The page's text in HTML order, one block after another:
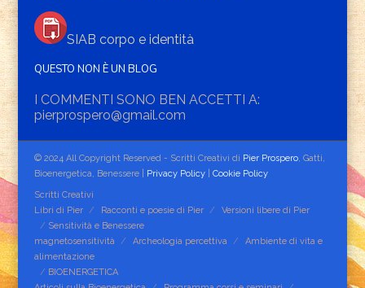
SIAB corpo e identità
QUESTO NON È UN BLOG
I COMMENTI SONO BEN ACCETTI A:
pierprospero@gmail.com
© 2024 All Copyright Reserved - Scritti Creativi di Pier Prospero, Gatti,
Bioenergetica, Benessere |
Privacy Policy |Cookie Policy
Scritti Creativi
Libri di Pier
Racconti e poesie di Pier
Versioni libere di Pier
Sensitività e Benessere
magnetosensitività
Archeologia percettiva
Ambiente di vita e
alimentazione
BIOENERGETICA